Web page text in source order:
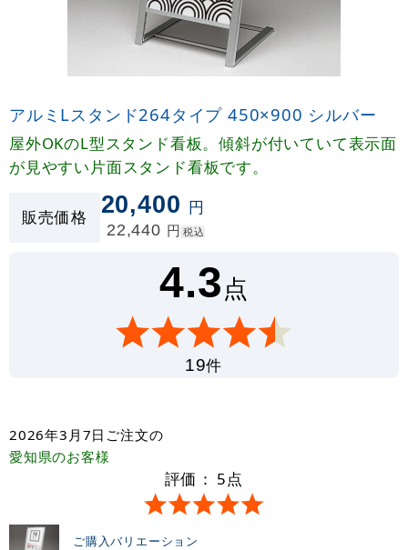
アルミLスタンド264タイプ 450×900 シルバー
屋外OKのL型スタンド看板。傾斜が付いていて表示面
が見やすい片面スタンド看板です。
販売価格 20,400 円
22,440 円 税込
4.3点
19件
2026年3月7日 ご注文の
愛知県のお客様
評価： 5点
ご購入バリエーション